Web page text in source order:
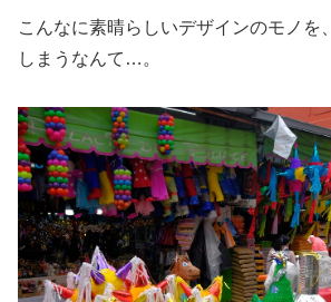
こんなに素晴らしいデザインのモノを
しまうなんて…。